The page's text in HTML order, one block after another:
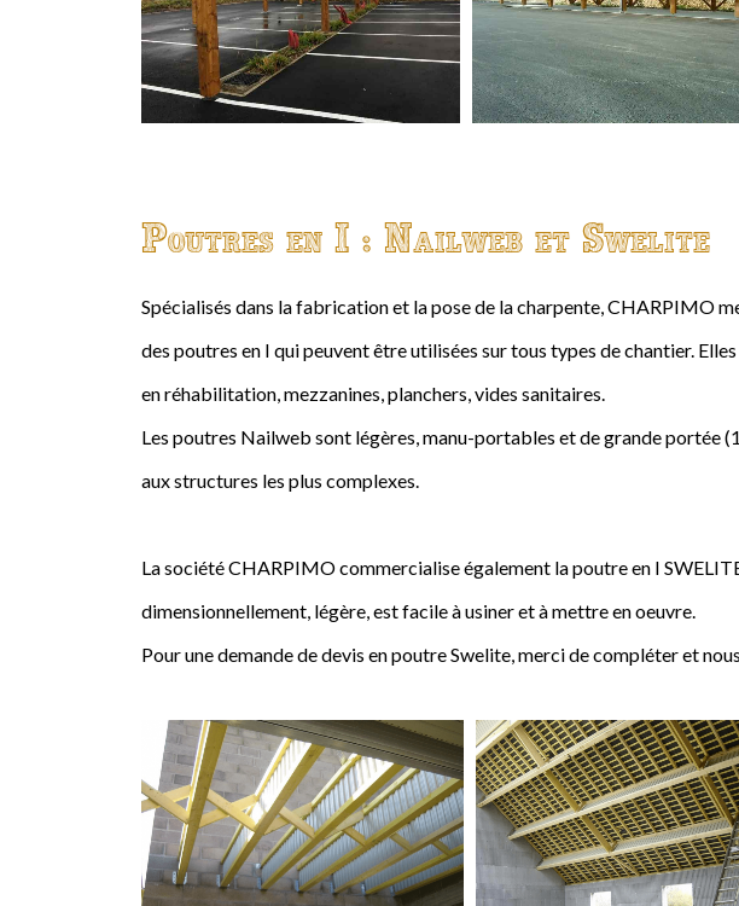
Poutres en I : Nailweb et Swelite
Spécialisés dans la fabrication et la pose de la charpente, CHARPIMO
des poutres en I qui peuvent être utilisées sur tous types de chantier.
en réhabilitation, mezzanines, planchers, vides sanitaires.
Les poutres Nailweb sont légères, manu-portables et de grande portée
aux structures les plus complexes.
La société CHARPIMO commercialise également la poutre en I
dimensionnellement, légère, est facile à usiner et à mettre en oeuvre.
Pour une demande de devis en poutre Swelite, merci de compléter et